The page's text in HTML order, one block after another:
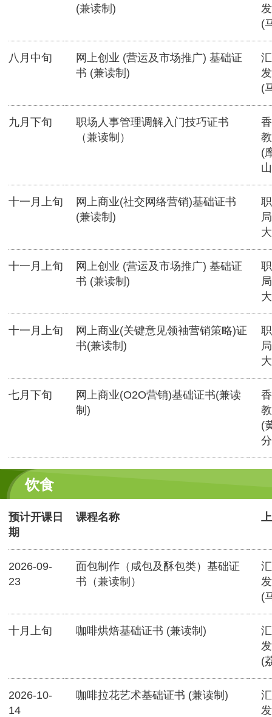
(兼读制)
(
八月中旬
网上创业 (营运及市场推广) 基础证
书 (兼读制)
(
九月下旬
职场人事管理调解入门技巧证书
（兼读制）
(
十一月上旬
网上商业(社交网络营销)基础证书
(兼读制)
十一月上旬
网上创业 (营运及市场推广) 基础证
书 (兼读制)
十一月上旬
网上商业(关键意见领袖营销策略)证
书(兼读制)
七月下旬
网上商业(O2O营销)基础证书(兼读
制)
(
饮食
预计开课日
期
课程名称
2026-09-
23
面包制作（咸包及酥包类）基础证
书（兼读制）
(
十月上旬 咖啡烘焙基础证书 (兼读制)
(
2026-10-
14
咖啡拉花艺术基础证书 (兼读制)